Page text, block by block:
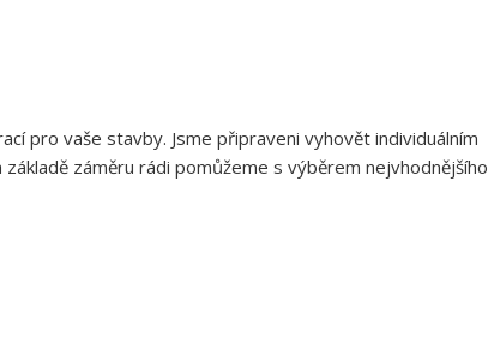
pro vaše stavby. Jsme připraveni vyhovět individuálním
záměru rádi pomůžeme s výběrem nejvhodnějšího